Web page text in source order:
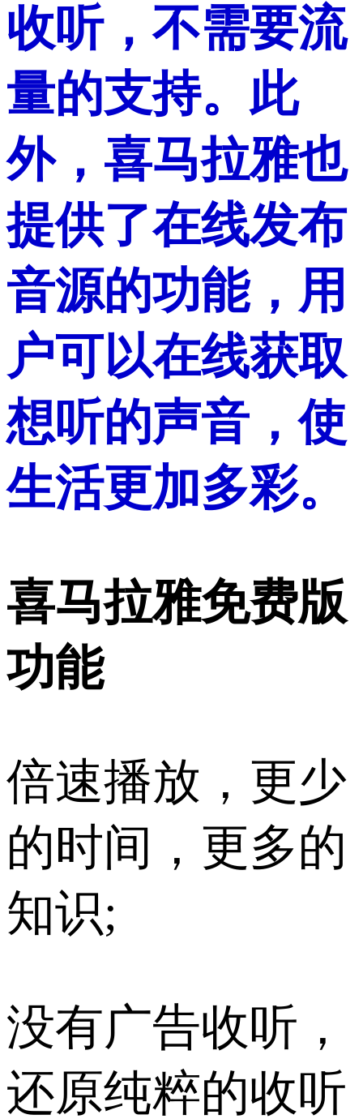
收听，不需要流
量的支持。此
外，喜马拉雅也
提供了在线发布
音源的功能，用
户可以在线获取
想听的声音，使
生活更加多彩。
喜马拉雅免费版
功能
倍速播放，更少
的时间，更多的
知识;
没有广告收听，
还原纯粹的收听